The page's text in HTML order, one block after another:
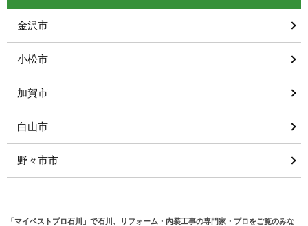
金沢市
小松市
加賀市
白山市
野々市市
「マイベストプロ石川」で石川、リフォーム・内装工事の専門家・プロをご覧のみな